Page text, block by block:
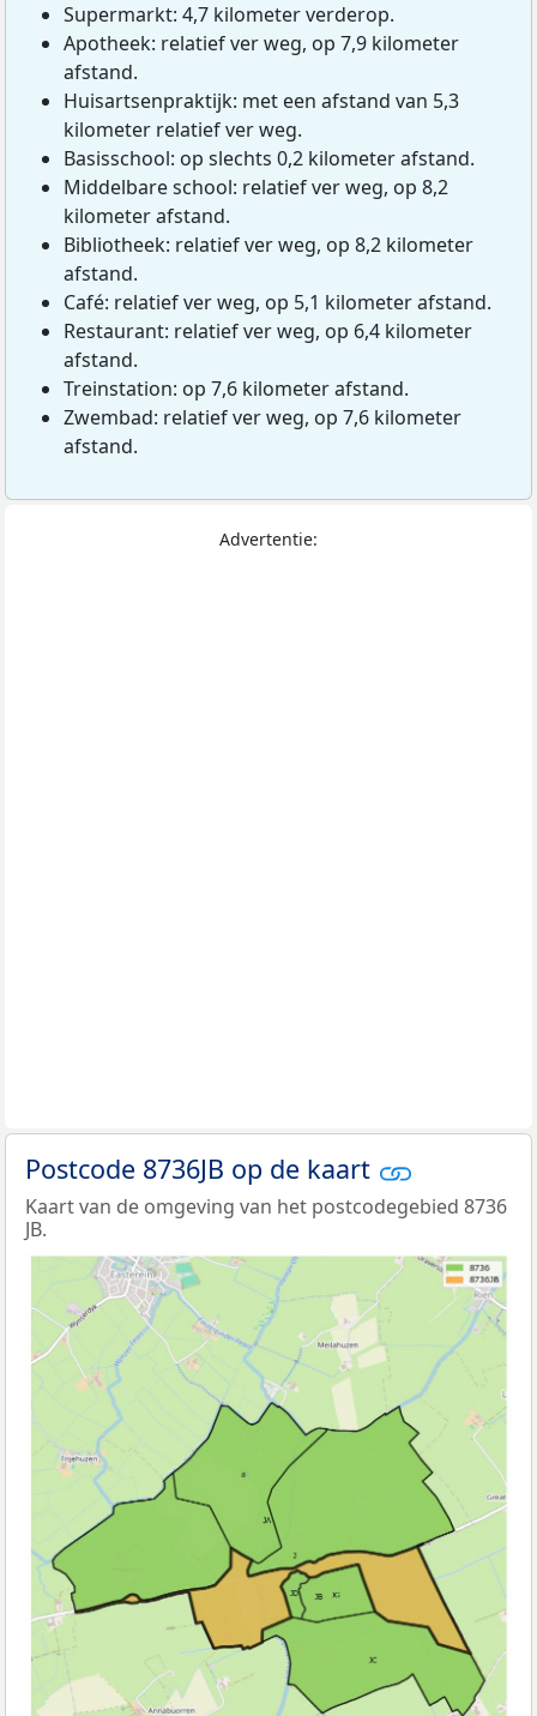
Supermarkt: 4,7 kilometer verderop.
Apotheek: relatief ver weg, op 7,9 kilometer
afstand.
Huisartsenpraktijk: met een afstand van 5,3
kilometer relatief ver weg.
Basisschool: op slechts 0,2 kilometer afstand.
Middelbare school: relatief ver weg, op 8,2
kilometer afstand.
Bibliotheek: relatief ver weg, op 8,2 kilometer
afstand.
Café: relatief ver weg, op 5,1 kilometer afstand.
Restaurant: relatief ver weg, op 6,4 kilometer
afstand.
Treinstation: op 7,6 kilometer afstand.
Zwembad: relatief ver weg, op 7,6 kilometer
afstand.
Advertentie:
Postcode 8736JB op de kaart
Kaart van de omgeving van het postcodegebied 8736
JB.